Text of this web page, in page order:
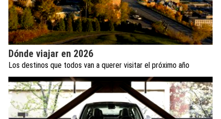
Dónde viajar en 2026
Los destinos que todos van a querer visitar el próximo año